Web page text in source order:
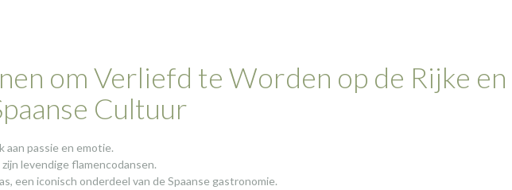
om Verliefd te Worden op de Rijke en
Cultuur
aan passie en emotie.
levendige flamencodansen.
een iconisch onderdeel van de Spaanse gastronomie.